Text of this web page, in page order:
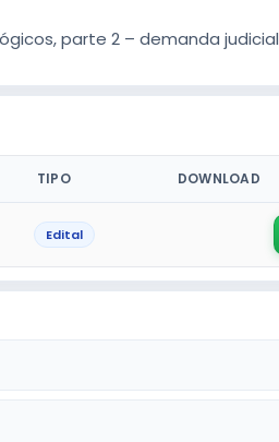
parte 2 – demanda judicial
TIPO DOWNLOAD
Edital